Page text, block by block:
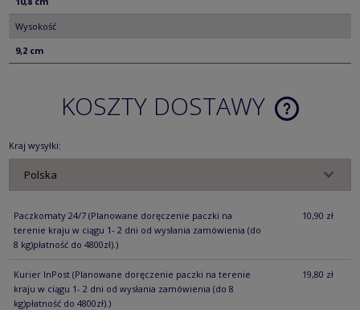
Wysokość
9,2 cm
KOSZTY DOSTAWY
CENA NIE
Kraj wysyłki:
Paczkomaty 24/7 (Planowane doręczenie paczki na
terenie kraju w ciągu 1- 2 dni od wysłania zamówienia (do
8 kg)płatność do 4800zł).)
10,90 zł
Kurier InPost (Planowane doręczenie paczki na terenie
kraju w ciągu 1- 2 dni od wysłania zamówienia (do 8
kg)płatność do 4800zł).)
19,80 zł